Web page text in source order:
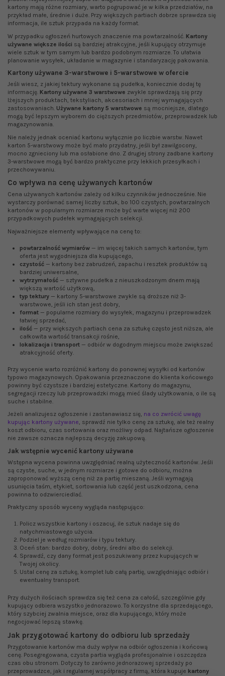
kartony mają różne rozmiary, warto pogrupować je w kilka przedziałów, na
przykład małe, średnie i duże. Przy większych partiach dobrze sprawdza się
informacja, ile sztuk przypada na każdy format.
W przypadku ogłoszeń hurtowych znaczenie ma powtarzalność. Kartony
używane większe ilości są bardziej atrakcyjne, jeśli kupujący otrzymuje
wiele sztuk w tym samym lub bardzo podobnym rozmiarze. To ułatwia
planowanie wysyłek, układanie w magazynie i standaryzację pakowania.
Kartony używane 3-warstwowe i 5-warstwowe w ofercie
Jeśli wiesz, z jakiej tektury wykonane są pudełka, koniecznie dodaj tę
informację. Kartony używane 3 warstwowe zwykle sprawdzają się przy
lżejszych produktach, tekstyliach, akcesoriach i mniej wymagających
zastosowaniach. Używane kartony 5 warstwowe są mocniejsze, dlatego
mogą być lepszym wyborem do cięższych przedmiotów, przeprowadzek lub
magazynowania.
Nie należy jednak oceniać kartonu wyłącznie po liczbie warstw. Nawet
karton 5-warstwowy może być mało przydatny, jeśli był zawilgocony,
mocno zgnieciony lub ma osłabione dno. Z drugiej strony zadbane kartony
3-warstwowe mogą być bardzo praktyczne przy lekkich przesyłkach i
przechowywaniu.
Co wpływa na cenę używanych kartonów
Cena używanych kartonów zależy od kilku czynników jednocześnie. Nie
wystarczy porównać samej liczby sztuk, bo 100 czystych, powtarzalnych
kartonów w popularnym rozmiarze może być warte więcej niż 200
przypadkowych pudełek wymagających selekcji.
Najważniejsze elementy wpływające na cenę to:
powtarzalność wymiarów — im więcej takich samych kartonów, tym
oferta jest wygodniejsza dla kupującego,
czystość — kartony bez zabrudzeń, zapachu i resztek produktów są
bardziej uniwersalne,
wytrzymałość — sztywne pudełka z nieuszkodzonym dnem mają
większą wartość użytkową,
typ tektury — kartony 5-warstwowe zwykle są droższe niż 3-
warstwowe, jeśli ich stan jest dobry,
format — popularne rozmiary do wysyłek, magazynu i przeprowadzek
łatwiej sprzedać,
ilość — przy większych partiach cena za sztukę często jest niższa, ale
całkowita wartość transakcji rośnie,
lokalizacja i transport — odbiór w dogodnym miejscu może zwiększać
atrakcyjność oferty.
Przy wycenie warto rozróżnić kartony do ponownej wysyłki od kartonów
typowo magazynowych. Opakowania przeznaczone do klienta końcowego
powinny być czystsze i bardziej estetyczne. Kartony do magazynu,
segregacji rzeczy lub przeprowadzki mogą mieć ślady użytkowania, o ile są
suche i stabilne.
Jeżeli analizujesz ogłoszenie i zastanawiasz się, na co zwrócić uwagę
kupując kartony używane, sprawdź nie tylko cenę za sztukę, ale też realny
koszt odbioru, czas sortowania oraz możliwy odpad. Najtańsze ogłoszenie
nie zawsze oznacza najlepszą decyzję zakupową.
Jak wstępnie wycenić kartony używane
Wstępna wycena powinna uwzględniać realną użyteczność kartonów. Jeśli
są czyste, suche, w jednym rozmiarze i gotowe do odbioru, można
zaproponować wyższą cenę niż za partię mieszaną. Jeśli wymagają
usunięcia taśm, etykiet, sortowania lub część jest uszkodzona, cena
powinna to odzwierciedlać.
Praktyczny sposób wyceny wygląda następująco:
Policz wszystkie kartony i oszacuj, ile sztuk nadaje się do
natychmiastowego użycia.
Podziel je według rozmiarów i typu tektury.
Oceń stan: bardzo dobry, dobry, średni albo do selekcji.
Sprawdź, czy dany format jest poszukiwany przez kupujących w
Twojej okolicy.
Ustal cenę za sztukę, komplet lub całą partię, uwzględniając odbiór i
ewentualny transport.
Przy dużych ilościach sprawdza się też cena za całość, szczególnie gdy
kupujący odbiera wszystko jednorazowo. To korzystne dla sprzedającego,
który szybciej zwalnia miejsce, oraz dla kupującego, który może
negocjować lepszą stawkę.
Jak przygotować kartony do odbioru lub sprzedaży
Przygotowanie kartonów ma duży wpływ na odbiór ogłoszenia i końcową
cenę. Posegregowana, czysta partia wygląda profesjonalnie i oszczędza
czas obu stronom. Dotyczy to zarówno jednorazowej sprzedaży po
przeprowadzce, jak i regularnej współpracy z firmą, która kupuje kartony